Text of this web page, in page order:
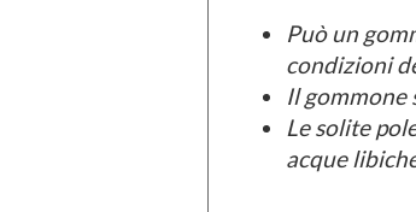
Può un
condizioni
Il gommone
Le solite
acque